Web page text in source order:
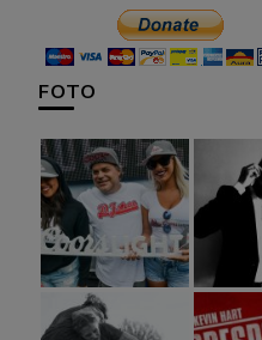
FOTO